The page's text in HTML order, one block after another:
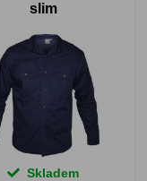
slim
Skladem